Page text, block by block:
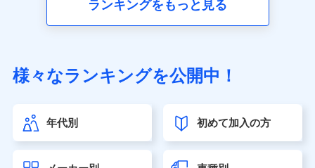
（https://www.sonylife.co.jp）
第一ネオ生命保険株式会社（https://neofirst.co.jp/）
大樹生命保険株式会社（https://www.taiju-life.co.jp）
ランキングをもっと見る
様々なランキングを公開中！
年代別 初めて加入の方